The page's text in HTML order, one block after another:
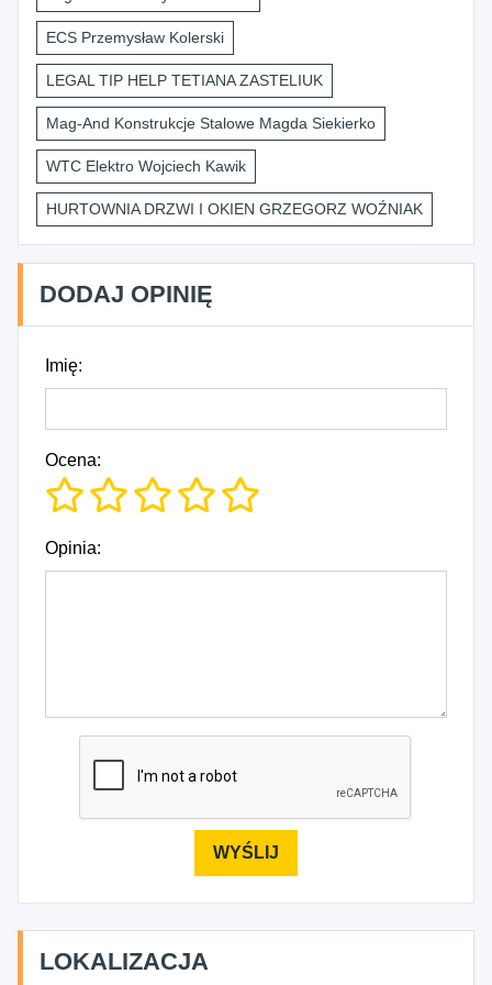
ECS Przemysław Kolerski
LEGAL TIP HELP TETIANA ZASTELIUK
Mag-And Konstrukcje Stalowe Magda Siekierko
WTC Elektro Wojciech Kawik
HURTOWNIA DRZWI I OKIEN GRZEGORZ WOŹNIAK
DODAJ OPINIĘ
Imię:
Ocena:
Opinia:
LOKALIZACJA